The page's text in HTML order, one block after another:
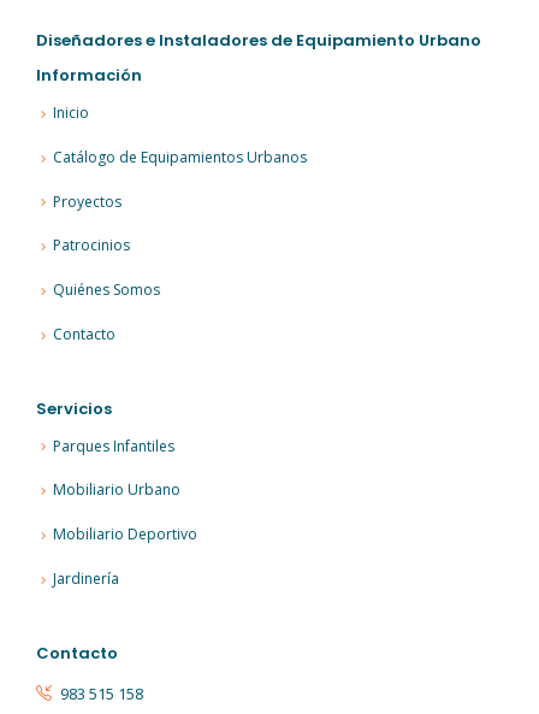
Diseñadores e Instaladores de Equipamiento Urbano
Información
Inicio
Catálogo de Equipamientos Urbanos
Proyectos
Patrocinios
Quiénes Somos
Contacto
Servicios
Parques Infantiles
Mobiliario Urbano
Mobiliario Deportivo
Jardinería
Contacto
983 515 158